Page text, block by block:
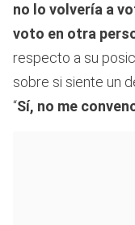
no lo volvería a
voto en otra
respecto a su
sobre si siente un
“Sí, no me